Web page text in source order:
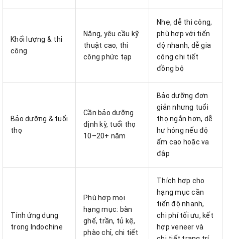
Khối lượng & thi
công
Nặng, yêu cầu kỹ
thuật cao, thi
công phức tạp
Nhẹ, dễ thi công,
phù hợp với tiến
độ nhanh, dễ gia
công chi tiết
đồng bộ
Bảo dưỡng & tuổi
thọ
Cần bảo dưỡng
định kỳ, tuổi thọ
10–20+ năm
Bảo dưỡng đơn
giản nhưng tuổi
thọ ngắn hơn, dễ
hư hỏng nếu độ
ẩm cao hoặc va
đập
Tính ứng dụng
trong Indochine
Phù hợp mọi
hạng mục: bàn
ghế, trần, tủ kệ,
phào chỉ, chi tiết
Thích hợp cho
hạng mục cần
tiến độ nhanh,
chi phí tối ưu, kết
hợp veneer và